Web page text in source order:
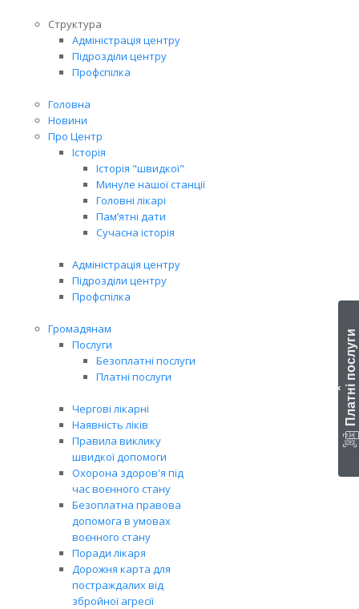
Структура
Адміністрація центру
Підрозділи центру
Профспілка
Головна
Новини
Про Центр
Історія
Історія "швидкої"
Минуле нашої станції
Головні лікарі
Пам’ятні дати
Сучасна історія
Адміністрація центру
Підрозділи центру
Профспілка
Громадянам
Послуги
Безоплатні послуги
Платні послуги
Чергові лікарні
Наявність ліків
Правила виклику
швидкої допомоги
Охорона здоров'я під
час воєнного стану
Безоплатна правова
допомога в умовах
воєнного стану
Поради лікаря
Дорожня карта для
постраждалих від
збройної агресії
‹ Платні послуги